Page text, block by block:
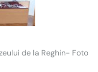
de la Reghin- Foto